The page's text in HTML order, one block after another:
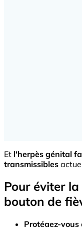
Et l'herpès génital
transmissibles
Pour éviter
bouton de
Protégez-vous